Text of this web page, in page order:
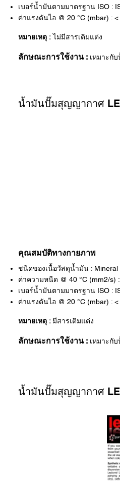
เบอร์น้ำมันตามมาตรฐาน ISO :
ค่าแรงดันไอ @ 20 °C (mbar) :
หมายเหตุ :ไม่มีสารเติมแต่ง
ลักษณะการใช้งาน : เหมาะกั
น้ำมันปั๊มสุญญากาศ
คุณสมบัติทางกายภาพ
ชนิดของเนื้อวัสดุน้ำมัน : Mineral
ค่าความหนืด @ 40 °C (mm2/s)
เบอร์น้ำมันตามมาตรฐาน ISO :
ค่าแรงดันไอ @ 20 °C (mbar) : <
หมายเหตุ :มีสารเติมแต่ง
ลักษณะการใช้งาน : เหมาะกั
น้ำมันปั๊มสุญญากาศ